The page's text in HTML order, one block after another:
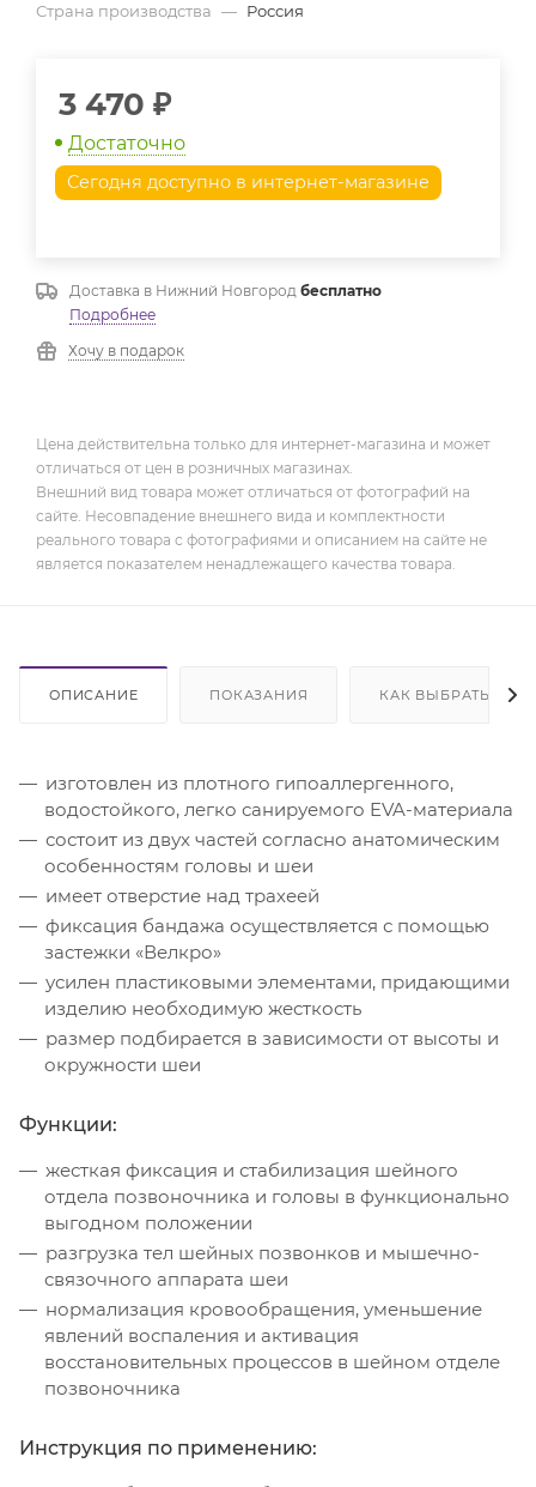
Страна производства — Россия
3 470 ₽
Достаточно
Сегодня доступно в интернет-магазине
Доставка в Нижний Новгород бесплатно
Подробнее
Хочу в подарок
Цена действительна только для интернет-магазина и может
отличаться от цен в розничных магазинах.
Внешний вид товара может отличаться от фотографий на
сайте. Несовпадение внешнего вида и комплектности
реального товара с фотографиями и описанием на сайте не
является показателем ненадлежащего качества товара.
ОПИСАНИЕ ПОКАЗАНИЯ КАК ВЫБРАТЬ
изготовлен из плотного гипоаллергенного,
водостойкого, легко санируемого EVA-материала
состоит из двух частей согласно анатомическим
особенностям головы и шеи
имеет отверстие над трахеей
фиксация бандажа осуществляется с помощью
застежки «Велкро»
усилен пластиковыми элементами, придающими
изделию необходимую жесткость
размер подбирается в зависимости от высоты и
окружности шеи
Функции:
жесткая фиксация и стабилизация шейного
отдела позвоночника и головы в функционально
выгодном положении
разгрузка тел шейных позвонков и мышечно-
связочного аппарата шеи
нормализация кровообращения, уменьшение
явлений воспаления и активация
восстановительных процессов в шейном отделе
позвоночника
Инструкция по применению: